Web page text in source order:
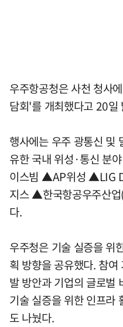
우주항공청은 사천 청사
담회'를 개최했다고 20일
행사에는 우주 광통신 및
유한 국내 위성·통신 분
이스빔 ▲AP위성 ▲LIG
지스 ▲한국항공우주산
다.
우주청은 기술 실증을 위
획 방향을 공유했다. 참
발 방안과 기업의 글로벌
기술 실증을 위한 인프라
도 나눴다.